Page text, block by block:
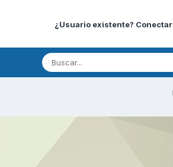
¿Usuario existente? Conectar